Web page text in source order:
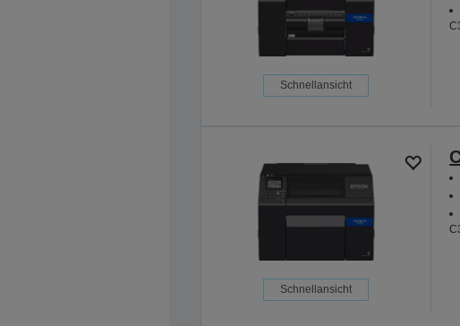
Schnellansicht
Schnellansicht